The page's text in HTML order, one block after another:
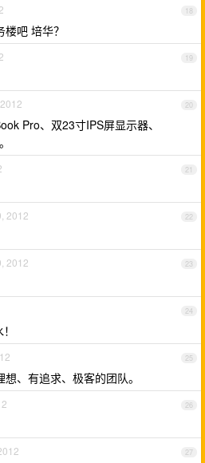
18
吧 培华？
19
20
Pro、双23寸IPS屏显示器、
21
22
2012
23
2012
24
25
、有追求、极客的团队。
26
27